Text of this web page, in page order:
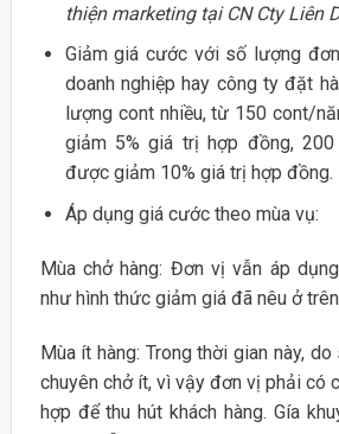
thiện marketing tại CN Cty Liên
Giảm giá cước với số lượng
doanh nghiệp hay công ty đặt
lượng cont nhiều, từ 150 cont/
giảm 5% giá trị hợp đồng,
được giảm 10% giá trị hợp đồng.
Áp dụng giá cước theo mùa vụ:
Mùa chở hàng: Đơn vị vẫn áp
như hình thức giảm giá đã nêu ở
Mùa ít hàng: Trong thời gian này,
chuyên chở ít, vì vậy đơn vị phải có
hợp để thu hút khách hàng. Gía